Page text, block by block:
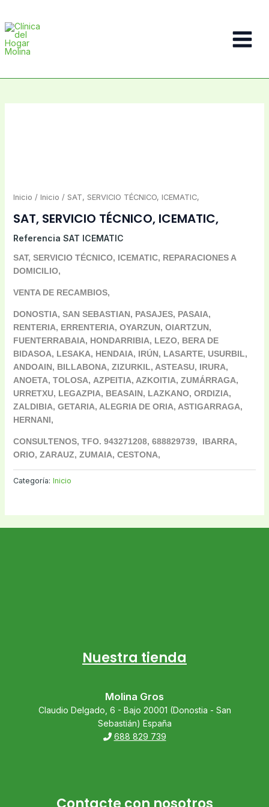
contenido
Main
Inicio / Inicio / SAT, SERVICIO TÉCNICO, ICEMATIC,
SAT, SERVICIO TÉCNICO, ICEMATIC,
Referencia SAT ICEMATIC
SAT, SERVICIO TÉCNICO, ICEMATIC, REPARACIONES A
DOMICILIO,
VENTA DE RECAMBIOS,
DONOSTIA, SAN SEBASTIAN, PASAJES, PASAIA,
RENTERIA, ERRENTERIA, OYARZUN, OIARTZUN,
FUENTERRABAIA, HONDARRIBIA, LEZO, BERA DE
BIDASOA, LESAKA, HENDAIA, IRÚN, LASARTE, USURBIL,
ANDOAIN, BILLABONA, ZIZURKIL, ASTEASU, IRURA,
ANOETA, TOLOSA, AZPEITIA, AZKOITIA, ZUMÁRRAGA,
URRETXU, LEGAZPIA, BEASAIN, LAZKANO, ORDIZIA,
ZALDIBIA, GETARIA, ALEGRIA DE ORIA, ASTIGARRAGA,
HERNANI,
CONSULTENOS, TFO. 943271208, 688829739, IBARRA,
ORIO, ZARAUZ, ZUMAIA, CESTONA,
Categoría: Inicio
Nuestra tienda
Molina Gros
Claudio Delgado, 6 - Bajo 20001 (Donostia - San
Sebastián) España
688 829 739